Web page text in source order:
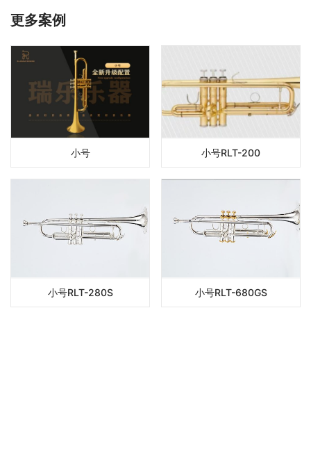
更多案例
小号 小号RLT-200
小号RLT-280S 小号RLT-680GS